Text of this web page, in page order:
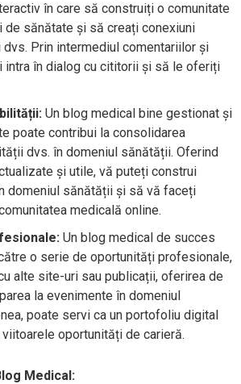
în care să construiți o comunitate
de sănătate și să creați conexiuni
Prin intermediul comentariilor și
intra în dialog cu cititorii și să le oferiți
Un blog medical bine gestionat și
poate contribui la consolidarea
dvs. în domeniul sănătății. Oferind
și utile, vă puteți construi
domeniul sănătății și să vă faceți
medicală online.
Un blog medical de succes
o serie de oportunități profesionale,
alte site-uri sau publicații, oferirea de
la evenimente în domeniul
poate servi ca un portofoliu digital
oportunități de carieră.
Medical: